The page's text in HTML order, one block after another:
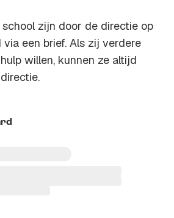
zijn door de directie op
een brief. Als zij verdere
willen, kunnen ze altijd